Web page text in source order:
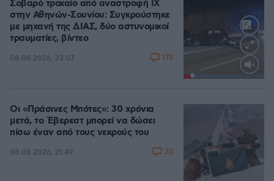
Σοβαρό τροχαίο από αναστροφή ΙΧ
στην Αθηνών-Σουνίου: Συγκρούστηκε
με μηχανή της ΔΙΑΣ, δύο αστυνομικοί
τραυματίες, βίντεο
08.08.2026, 23:07 178
Οι «Πράσινες Μπότες»: 30 χρόνια
μετά, το Έβερεστ μπορεί να δώσει
πίσω έναν από τους νεκρούς του
08.08.2026, 21:49 20